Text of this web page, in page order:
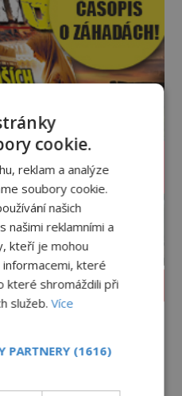
ČASOPIS
cookie.
reklam a analýze
soubory cookie.
našich
našimi reklamními a
kteří je mohou
které
které shromáždili při
služeb.Více
PARTNERY (1616)